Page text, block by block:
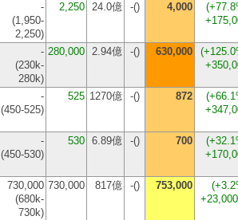
-
(1,950-
2,250)
2,250 24.0億 -() 4,000
-
(230k-
280k)
280,000 2.94億 -() 630,000
-
(450-525)
525 1270億 -() 872
-
(450-530)
530 6.89億 -() 700
730,000
(680k-
730k)
730,000 817億 -() 753,000